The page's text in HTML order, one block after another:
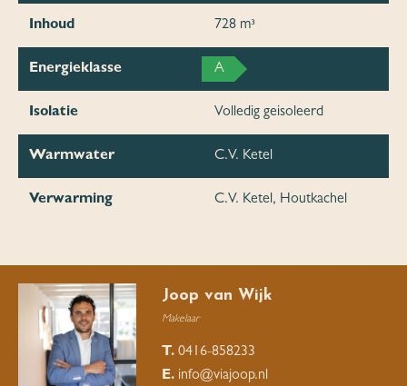
Inhoud 728 m³
Energieklasse A
Isolatie Volledig geisoleerd
Warmwater C.V. Ketel
Verwarming C.V. Ketel, Houtkachel
Joop van Wijk
Makelaar
T. 0416-858233
E. info@viajoop.nl